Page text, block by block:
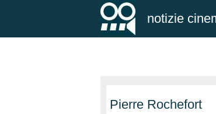
notizie
Pierre Rochefort